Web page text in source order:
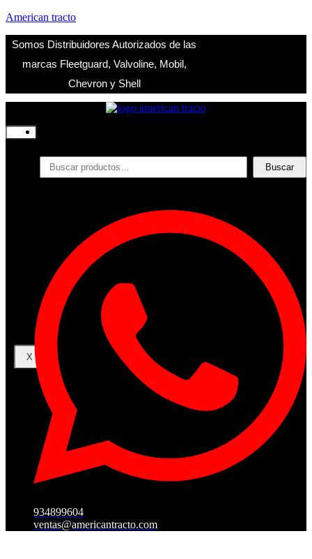
American tracto
Somos Distribuidores Autorizados de las
marcas Fleetguard, Valvoline, Mobil,
Chevron y Shell
Productos
Filtros
Contacto
Acceder
Iniciar Sesion
Registro
Restablecer la contraseña
X
Buscar
934899604
ventas@americantracto.com